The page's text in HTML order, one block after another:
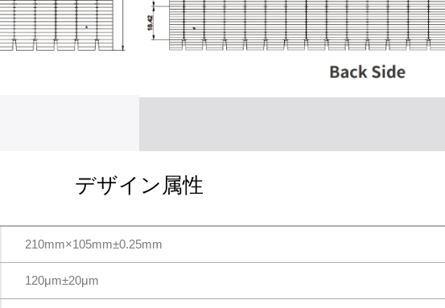
デザイン属性
210mm×105mm±0.25mm
120μm±20μm